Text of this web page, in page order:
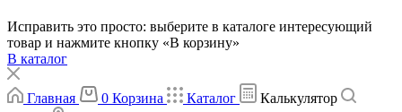
Исправить это просто: выберите в каталоге интересующий
товар и нажмите кнопку «В корзину»
В каталог
Главная 0 Корзина Каталог
Калькулятор